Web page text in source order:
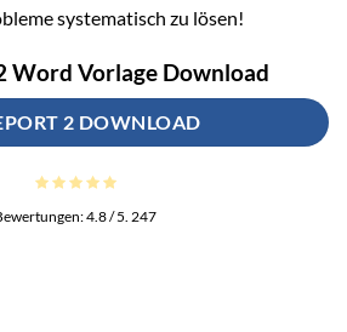
systematisch zu lösen!
Word Vorlage Download
2 DOWNLOAD
4.8/ 5. 247